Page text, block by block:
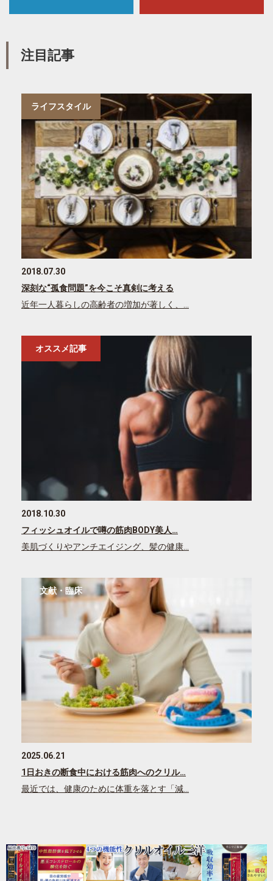
注目記事
ライフスタイル
2018.07.30
深刻な“孤食問題”を今こそ真剣に考える
近年一人暮らしの高齢者の増加が著しく、…
オススメ記事
2018.10.30
フィッシュオイルで噂の筋肉BODY美人…
美肌づくりやアンチエイジング、髪の健康…
文献・臨床
2025.06.21
1日おきの断食中における筋肉へのクリル…
最近では、健康のために体重を落とす「減…